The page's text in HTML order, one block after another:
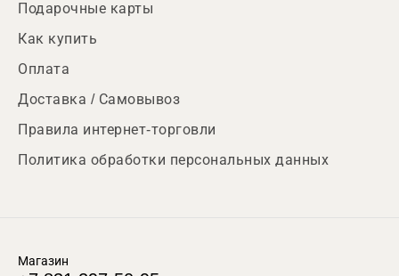
Подарочные карты
Как купить
Оплата
Доставка / Самовывоз
Правила интернет-торговли
Политика обработки персональных данных
Магазин